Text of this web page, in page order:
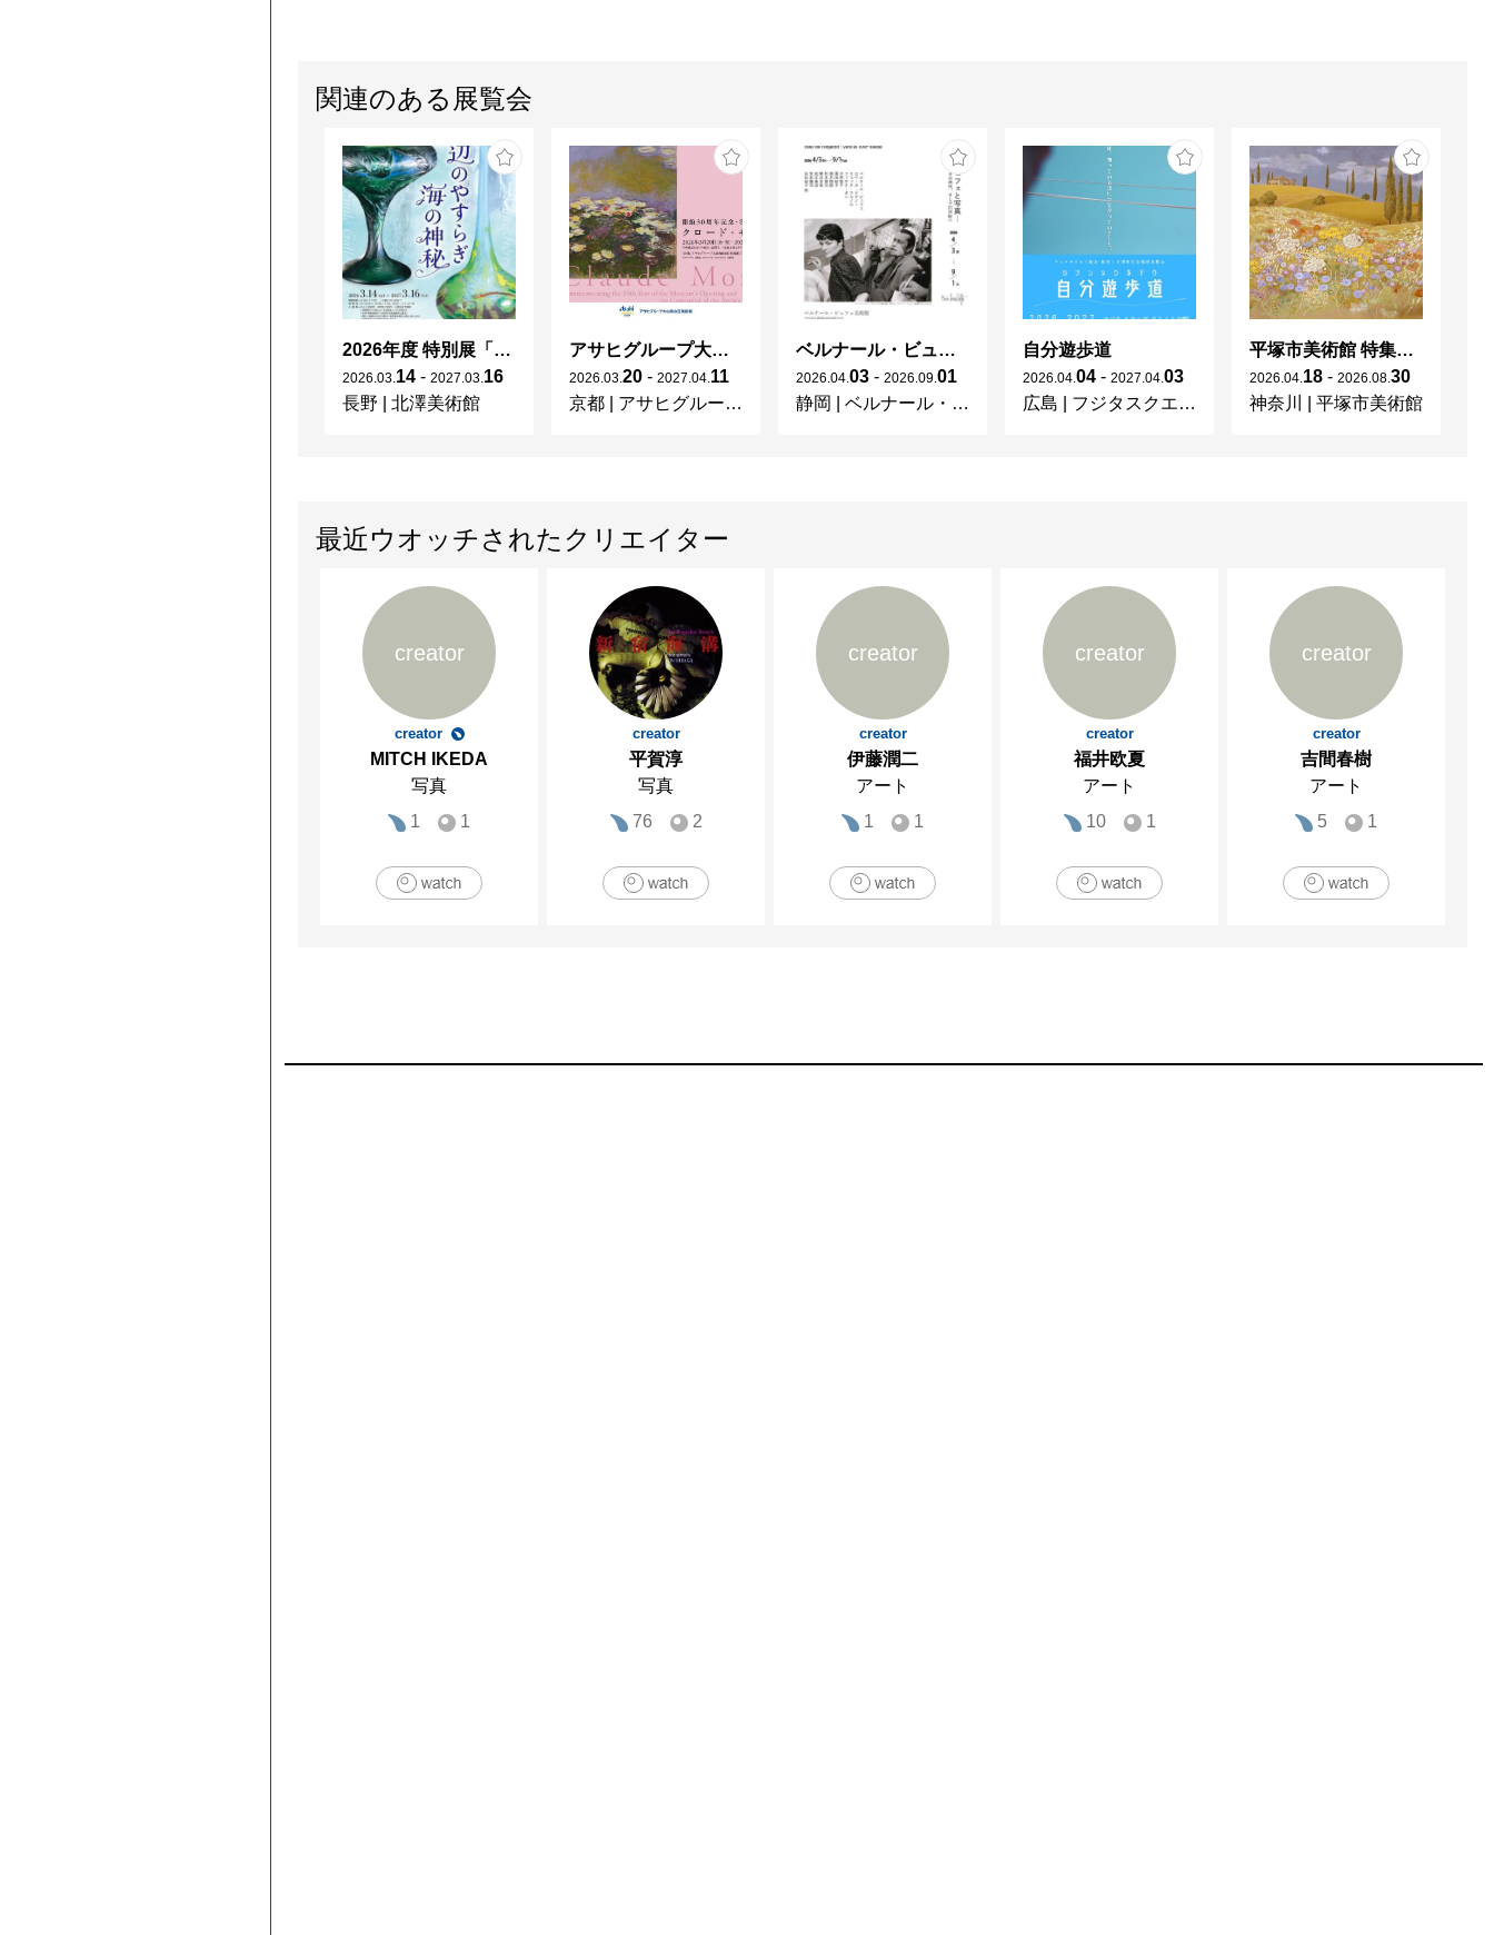
関連のある展覧会
2026年度 特別展「ガレとドーム、アール･ヌーヴォーのガラス 水辺のやすらぎ、海の神秘」
2026 03 14 - 2027 03 16
長野
北澤美術館
アサヒグループ大山崎山荘美術館 開館30周年記念展「没後100年 クロード・モネ」
2026 03 20 - 2027 04 11
京都
アサヒグループ大山崎山荘美術館
ベルナール・ビュフェと写真 ーカメラがとらえたビュフェとその時代、そして21 世紀へ
2026 04 03 - 2026 09 01
静岡
ベルナール・ビュフェ美術館
自分遊歩道
2026 04 04 - 2027 04 03
広島
フジタスクエアまるくる大野
平塚市美術館 特集展 花の表現、その多様性／特別展示 新収蔵品展
2026 04 18 - 2026 08 30
神奈川
平塚市美術館
最近ウオッチされたクリエイター
creator
creator
MITCH IKEDA
写真
1
1
creator
平賀淳
写真
76
2
creator
creator
伊藤潤二
アート
1
1
creator
creator
福井欧夏
アート
10
1
creator
creator
吉間春樹
アート
5
1